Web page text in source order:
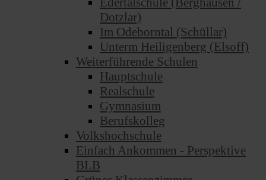
Dotzlar)
Im Odeborntal (Schüllar)
Unterm Heiligenberg (Elsoff)
Weiterführende Schulen
Hauptschule
Realschule
Gymnasium
Berufskolleg
Volkshochschule
Einfach Ankommen - Perspektive
BLB